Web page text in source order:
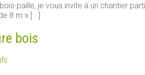
paille, je vous invite à un chantier
8 m x [...]
bois